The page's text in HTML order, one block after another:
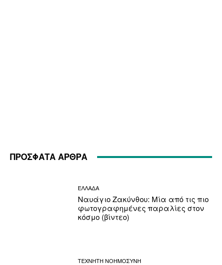
ΠΡΟΣΦΑΤΑ ΑΡΘΡΑ
ΕΛΛΑΔΑ
Ναυάγιο Ζακύνθου: Μία από τις πιο
φωτογραφημένες παραλίες στον
κόσμο (βίντεο)
ΤΕΧΝΗΤΗ ΝΟΗΜΟΣΥΝΗ